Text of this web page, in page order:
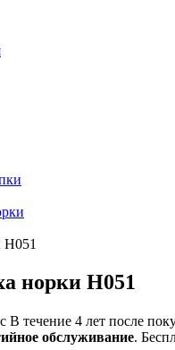
Н051
норки Н051
В течение 4 лет после
обслуживание.